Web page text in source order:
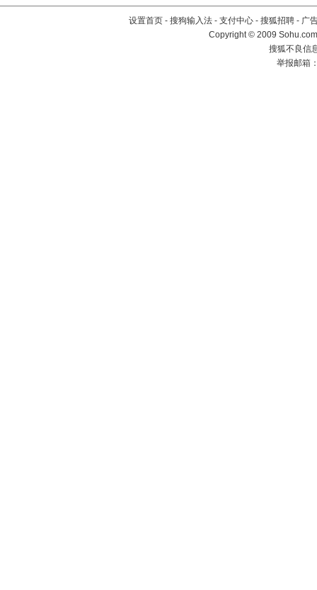
设置首页 - 搜狗输入法 - 支付中心 - 搜狐招聘 - 广
Copyright © 2009
搜狐不良信
举报邮箱